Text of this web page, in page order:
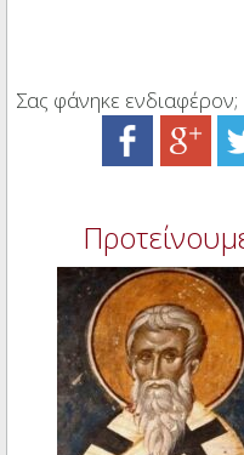
Σας φάνηκε ενδιαφέρον;